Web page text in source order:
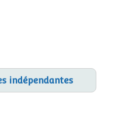
indépendantes